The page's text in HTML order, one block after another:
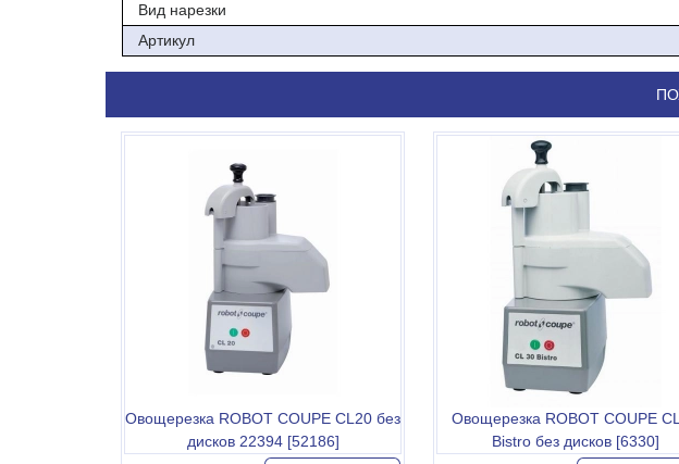
Вид нарезки
Артикул
Овощерезка ROBOT COUPE CL20 без
дисков 22394 [52186]
Овощерезка ROBOT COUPE
Bistro без дисков [6330]